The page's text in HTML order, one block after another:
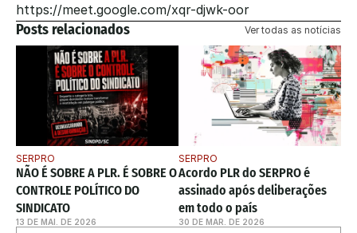
https://meet.google.com/xqr-djwk-oor
Posts relacionados Ver todas as notícias
SERPRO
NÃO É SOBRE A PLR. É SOBRE O
CONTROLE POLÍTICO DO
SINDICATO
13 DE MAI. DE 2026
SERPRO
Acordo PLR do SERPRO é
assinado após deliberações
em todo o país
30 DE MAR. DE 2026